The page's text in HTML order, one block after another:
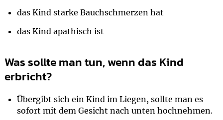
das Kind starke Bauchschmerzen hat
das Kind apathisch ist
Was sollte man tun, wenn das Kind
erbricht?
Übergibt sich ein Kind im Liegen, sollte man es
sofort mit dem Gesicht nach unten hochnehmen.